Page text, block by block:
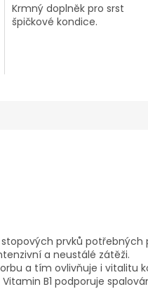
Krmný doplněk pro srst
špičkové kondice.
stopových prvků
a neustálé zátěži.
a tím ovlivňuje i vitalitu
B1 podporuje